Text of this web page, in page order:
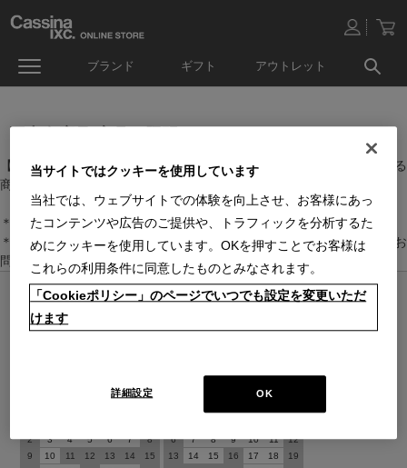
ブランド ギフト アウトレット
【家具・照明】のカテゴリーに属するなかで、日本国内に在庫している
商品です。
＊絞り込み機能で商品検索することができます。
＊全店舗で在庫を共有しておりますので、最新の在庫状況についてはお
問い合わせください。
オンラインストア 営業日カレンダー
■営業日休
2
3 4 5 6 7
8
9
10 11 12 13 14
15
6
7 8 9 10 11
12
13
14 15 16 17 18
19
当サイトではクッキーを使用しています
当社では、ウェブサイトでの体験を向上させ、お客様にあっ
たコンテンツや広告のご提供や、トラフィックを分析するた
めにクッキーを使用しています。OKを押すことでお客様は
これらの利用条件に同意したものとみなされます。
「Cookieポリシー」のページでいつでも設定を変更いただ
けます
OK
詳細設定